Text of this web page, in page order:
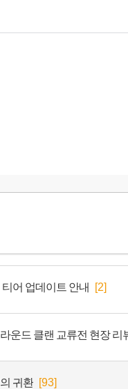
어 업데이트 안내 [2]
운드 클랜 교류전 현장 리
귀환 [93]